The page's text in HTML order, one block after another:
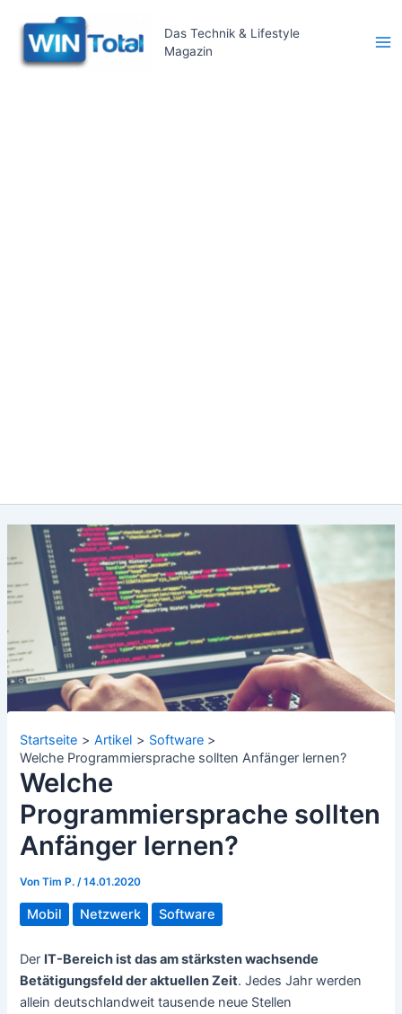
Inhalt
springen
Das Technik & Lifestyle
Magazin
Startseite Artikel
Software
Welche Programmiersprache sollten Anfänger lernen?
Welche
Programmiersprache sollten
Anfänger lernen?
VonTim P./14.01.2020
Mobil Netzwerk Software
Der IT-Bereich ist das am stärksten wachsende
Betätigungsfeld der aktuellen Zeit. Jedes Jahr werden
allein deutschlandweit tausende neue Stellen